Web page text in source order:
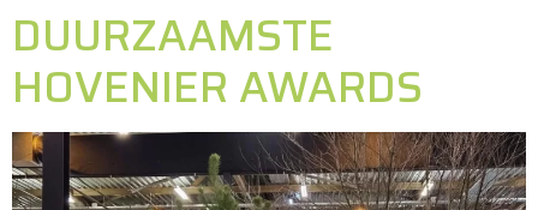
DUURZAAMSTE
HOVENIER AWARDS